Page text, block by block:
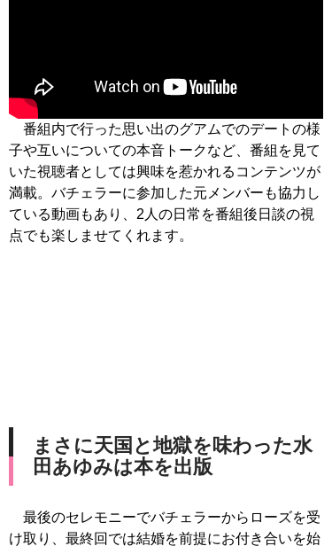
番組内で行った思い出のグアムでのデートの様
子や互いについての本音トークなど、番組を見て
いた視聴者としては興味を惹かれるコンテンツが
満載。バチェラーに参加した元メンバーも協力し
ている動画もあり、2人の日常を番組後日談の視
点でも楽しませてくれます。
まさに天国と地獄を味わった水
田あゆみは本を出版
最後のセレモニーでバチェラーからローズを受
け取り、最終回では結婚を前提にお付き合いを始